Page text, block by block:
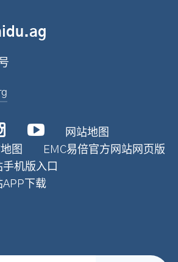
网站地图
图
EMC易倍官方网站网页版
手机版入口
APP下载